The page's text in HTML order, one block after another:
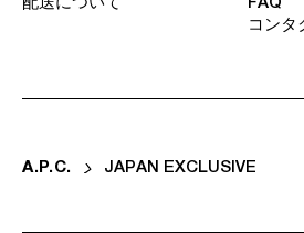
配送について
FAQ
コンタ
A.P. C. JAPAN EXCLUSIVE